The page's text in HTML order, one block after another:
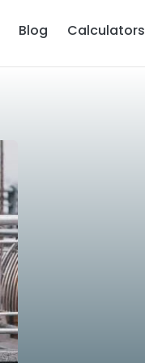
Blog Calculators